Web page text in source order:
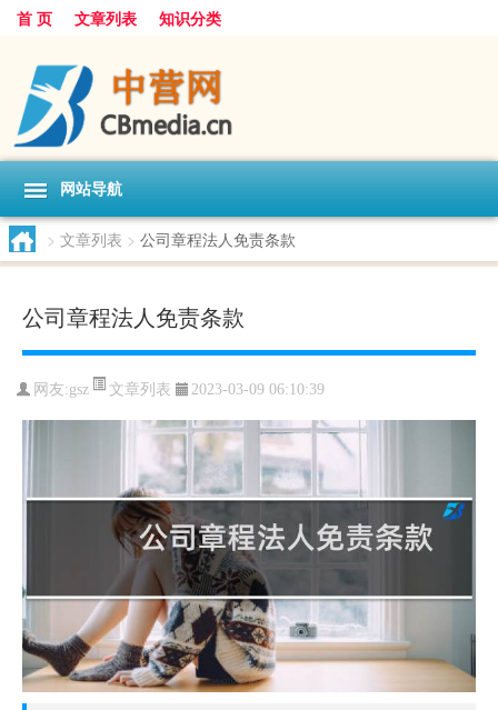
首 页 文章列表 知识分类
网站导航
> 文章列表 > 公司章程法人免责条款
公司章程法人免责条款
网友:gsz 文章列表 2023-03-09 06:10:39